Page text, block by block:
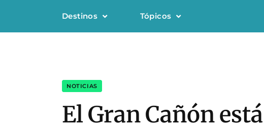
Destinos Tópicos
NOTICIAS
El Gran Cañón